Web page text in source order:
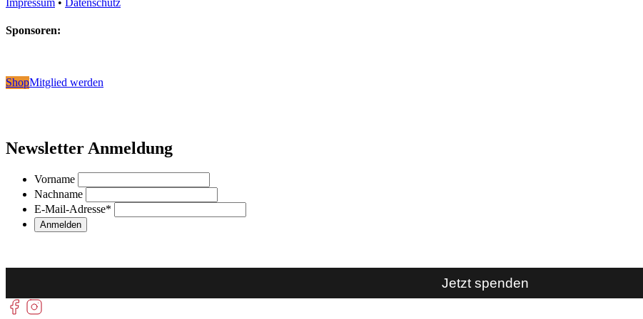
Sponsoren:
ShopMitglied werden
Newsletter Anmeldung
Vorname
Nachname
E-Mail-Adresse*
Jetzt spenden